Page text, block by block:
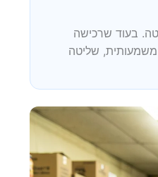
בעוד שרכישה
משמעותית, שליטה